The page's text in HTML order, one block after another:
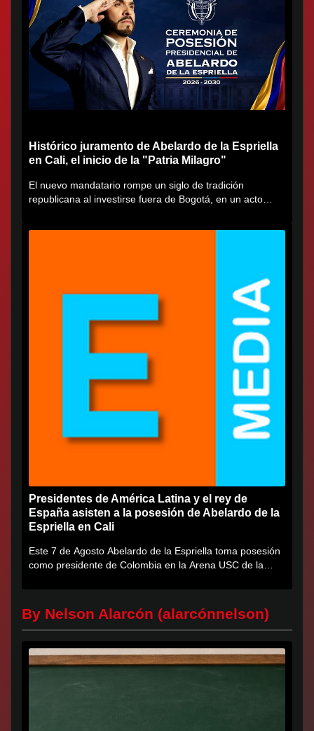
Histórico juramento de Abelardo de la Espriella
en Cali, el inicio de la "Patria Milagro"
El nuevo mandatario rompe un siglo de tradición
republicana al investirse fuera de Bogotá, en un acto
Presidentes de América Latina y el rey de
España asisten a la posesión de Abelardo de la
Espriella en Cali
Este 7 de Agosto Abelardo de la Espriella toma posesión
como presidente de Colombia en la Arena USC de la
By Nelson Alarcón (alarcónnelson)